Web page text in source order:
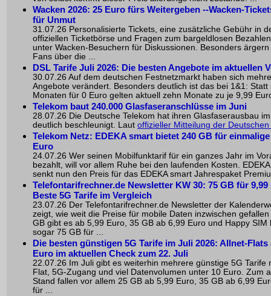
Wacken 2026: 25 Euro fürs Weitergeben --Wacken-
für Unmut
31.07.26 Personalisierte Tickets, eine zusätzliche Gebühr in
offiziellen Ticketbörse und Fragen zum bargeldlosen
unter Wacken-Besuchern für Diskussionen. Besonders
Fans über die ...
DSL Tarife Juli 2026: Die besten Angebote im aktuellen
30.07.26 Auf dem deutschen Festnetzmarkt haben sich
Angebote verändert. Besonders deutlich ist das bei 1&1: Statt
Monaten für 0 Euro gelten aktuell zehn Monate zu je 9,99
Telekom baut 240.000 Glasfaseranschlüsse im Juni
28.07.26 Die Deutsche Telekom hat ihren Glasfaserausbau
deutlich beschleunigt. Laut offizieller Mitteilung der Deutschen
Telekom Netz: EDEKA smart bietet 240 GB für einmalige
Euro
24.07.26 Wer seinen Mobilfunktarif für ein ganzes Jahr im
bezahlt, will vor allem Ruhe bei den laufenden Kosten.
senkt nun den Preis für das EDEKA smart Jahrespaket
Telefontarifrechner.de Newsletter KW 30: 75 GB für 9,99
Beste 5G Tarife im Vergleich
23.07.26 Der Telefontarifrechner.de Newsletter der
zeigt, wie weit die Preise für mobile Daten inzwischen
GB gibt es ab 5,99 Euro, 35 GB ab 6,99 Euro und Happy SIM
sogar 75 GB für ...
Die besten günstigen 5G Tarife im Juli 2026: Allnet-Flats
Euro im aktuellen Check zum 22. Juli
22.07.26 Im Juli gibt es weiterhin mehrere günstige 5G Tarife
Flat, 5G-Zugang und viel Datenvolumen unter 10 Euro. Zum
Stand fallen vor allem 25 GB ab 5,99 Euro, 35 GB ab 6,99
für ...